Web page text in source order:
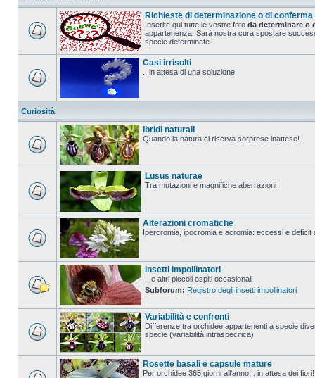
Richieste di determinazione o di conferma
Inserite qui tutte le vostre foto da determinare o
appartenenza. Sarà nostra cura spostare
specie determinate.
Casi irrisolti
...in attesa di una soluzione
Curiosità
Ibridi naturali
Quando la natura ci riserva sorprese inattese!
Lusus naturae
Tra mutazioni e magnifiche aberrazioni
Alterazioni cromatiche
Ipercromia, ipocromia e acromia: eccessi e deficit
Insetti impollinatori
...e altri piccoli ospiti occasionali
Subforum: Registro degli insetti impollinatori
Variabilità e confronti
Differenze tra orchidee appartenenti a specie
specie (variabilità intraspecifica)
Rosette basali e capsule mature
Per orchidee 365 giorni all'anno... in attesa dei fiori!